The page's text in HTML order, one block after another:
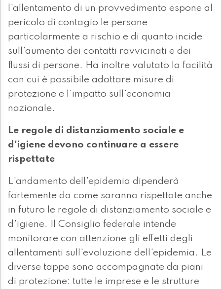
l'allentamento di un provvedimento espone al
pericolo di contagio le persone
particolarmente a rischio e di quanto incide
sull'aumento dei contatti ravvicinati e dei
flussi di persone. Ha inoltre valutato la facilità
con cui è possibile adottare misure di
protezione e l'impatto sull'economia
nazionale.
Le regole di distanziamento sociale e
d'igiene devono continuare a essere
rispettate
L'andamento dell'epidemia dipenderà
fortemente da come saranno rispettate anche
in futuro le regole di distanziamento sociale e
d'igiene. Il Consiglio federale intende
monitorare con attenzione gli effetti degli
allentamenti sull'evoluzione dell'epidemia. Le
diverse tappe sono accompagnate da piani
di protezione: tutte le imprese e le strutture